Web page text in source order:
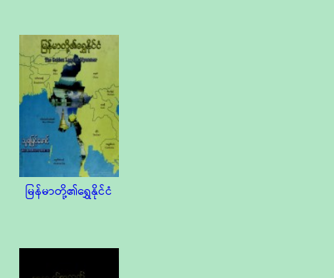
မြန်မာတို့၏ရွှေနိုင်ငံ